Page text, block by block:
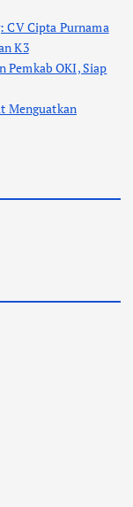
CV Cipta Purnama
K3
Pemkab OKI, Siap
Menguatkan